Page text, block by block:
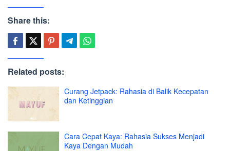
Share this:
Related posts:
Curang Jetpack: Rahasia di Balik Kecepatan
dan Ketinggian
Cara Cepat Kaya: Rahasia Sukses Menjadi
Kaya Dengan Mudah